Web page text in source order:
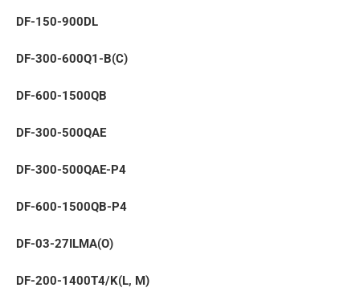
DF-150-900DL
DF-300-600Q1-B(C)
DF-600-1500QB
DF-300-500QAE
DF-300-500QAE-P4
DF-600-1500QB-P4
DF-03-27ILMA(O)
DF-200-1400T4/K(L, M)